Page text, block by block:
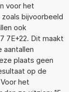
voor het
bijvoorbeeld
ook
7E+22. Dit maakt
aantallen
plaats geen
op de
het